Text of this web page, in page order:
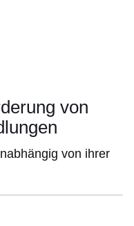
von
von ihrer